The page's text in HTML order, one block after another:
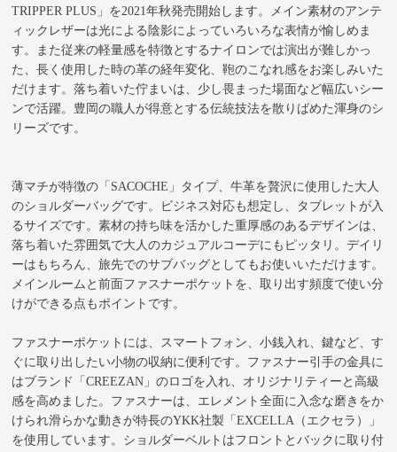
TRIPPER PLUS」を2021年秋発売開始します。メイン素材のアンテ
ィックレザーは光による陰影によっていろいろな表情が愉しめま
す。また従来の軽量感を特徴とするナイロンでは演出が難しかっ
た、長く使用した時の革の経年変化、鞄のこなれ感をお楽しみいた
だけます。落ち着いた佇まいは、少し畏まった場面など幅広いシー
ンで活躍。豊岡の職人が得意とする伝統技法を散りばめた渾身のシ
リーズです。
薄マチが特徴の「SACOCHE」タイプ、牛革を贅沢に使用した大人
のショルダーバッグです。ビジネス対応も想定し、タブレットが入
るサイズです。素材の持ち味を活かした重厚感のあるデザインは、
落ち着いた雰囲気で大人のカジュアルコーデにもピッタリ。デイリ
ーはもちろん、旅先でのサブバッグとしてもお使いいただけます。
メインルームと前面ファスナーポケットを、取り出す頻度で使い分
けができる点もポイントです。
ファスナーポケットには、スマートフォン、小銭入れ、鍵など、す
ぐに取り出したい小物の収納に便利です。ファスナー引手の金具に
はブランド「CREEZAN」のロゴを入れ、オリジナリティーと高級
感を高めました。ファスナーは、エレメント全面に入念な磨きをか
けられ滑らかな動きが特長のYKK社製「EXCELLA（エクセラ）」
を使用しています。ショルダーベルトはフロントとバックに取り付